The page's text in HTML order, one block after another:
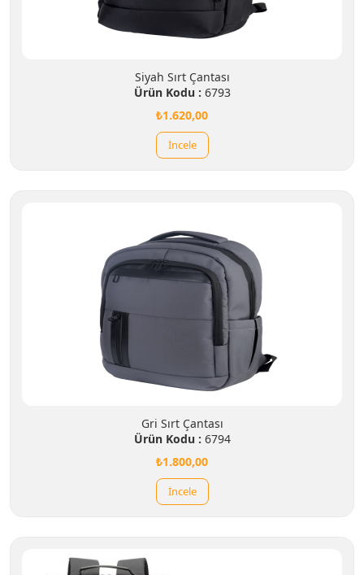
Siyah Sırt Çantası
Ürün Kodu : 6793
₺1.620,00
İncele
Gri Sırt Çantası
Ürün Kodu : 6794
₺1.800,00
İncele